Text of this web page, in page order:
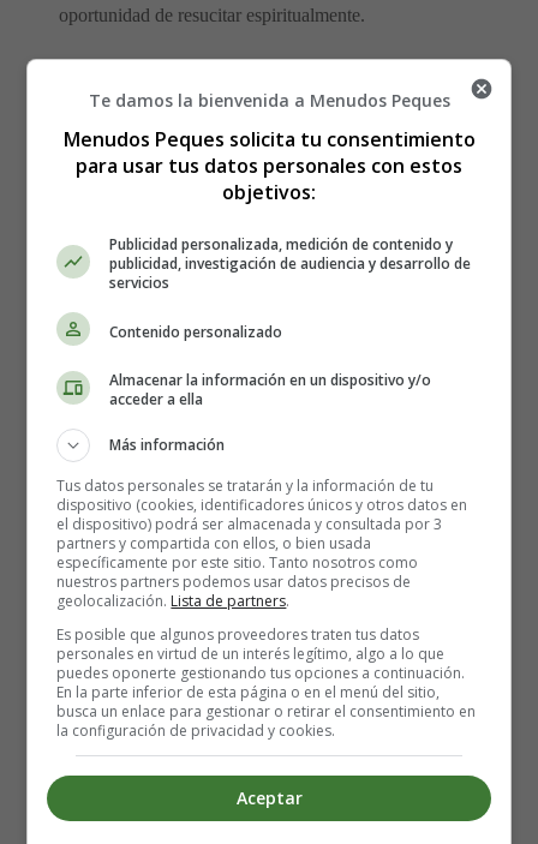
oportunidad de resucitar espiritualmente.
La Pascua, el día en que Jesucristo resucitó de entre los
muertos, es el día en que se celebra el regreso del Hijo de
Dios. Tiene un gran significado religioso, pero también
La llegada de la primavera después de un frío invierno,
cuando la tierra está en su mejor momento de fertilidad y
nos regala exuberantes praderas verdes y fragantes flores,
me recuerda el rebrote, el renacimiento y la resurrección.
Martin Luther King, Jr. dijo una vez que el Señor ha
escrito la promesa de la resurrección, no sólo en los
libros, sino en cada hoja de la primavera. La flora
floreciente durante la primavera no es más que la misma
promesa para nosotros.
Venid, celebremos juntos este día. Alegrémonos y
cantemos alabanzas en este día, porque el Hijo de Dios
ha resucitado de entre los muertos y nos ha dado la
esperanza de que la vida nunca termina, y sus
bendiciones siempre caen sobre nosotros.
3. Discurso de Pascua para niños
pequeños
Te damos la bienvenida a Menudos Peques
Menudos Peques solicita tu consentimiento
para usar tus datos personales con estos
objetivos:
Publicidad personalizada, medición de contenido y
publicidad, investigación de audiencia y desarrollo de
servicios
Contenido personalizado
Almacenar la información en un dispositivo y/o
acceder a ella
Más información
Tus datos personales se tratarán y la información de tu
dispositivo (cookies, identificadores únicos y otros datos en
el dispositivo) podrá ser almacenada y consultada por 3
partners y compartida con ellos, o bien usada
específicamente por este sitio. Tanto nosotros como
nuestros partners podemos usar datos precisos de
geolocalización. Lista de partners.
Es posible que algunos proveedores traten tus datos
personales en virtud de un interés legítimo, algo a lo que
puedes oponerte gestionando tus opciones a continuación.
En la parte inferior de esta página o en el menú del sitio,
busca un enlace para gestionar o retirar el consentimiento en
la configuración de privacidad y cookies.
Aceptar